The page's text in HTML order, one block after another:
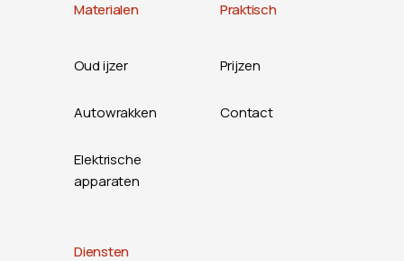
Materialen
Oud ijzer
Autowrakken
Elektrische
apparaten
Praktisch
Prijzen
Contact
Diensten